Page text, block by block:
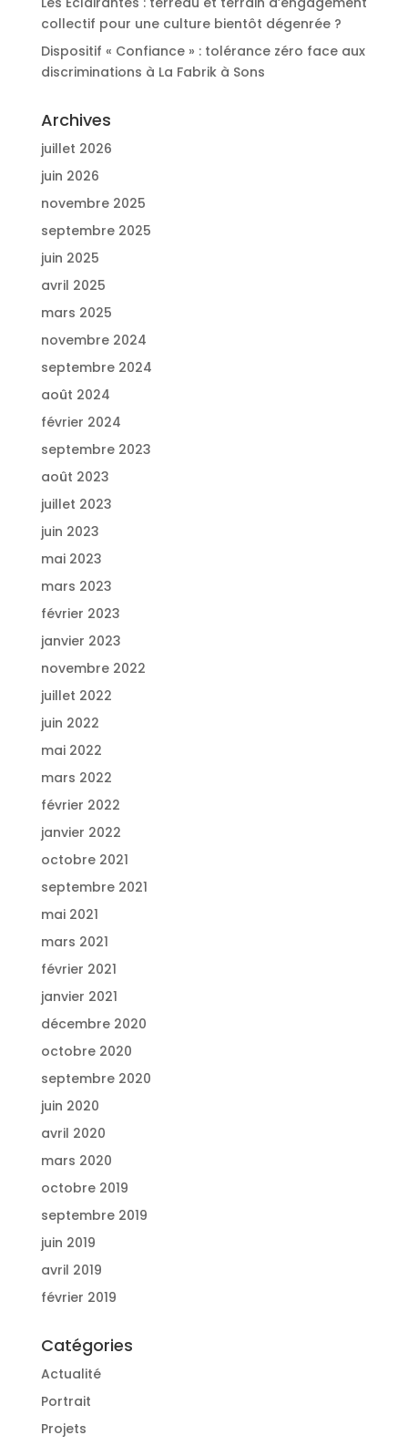
collectif pour une culture bientôt dégenrée ?
Dispositif « Confiance » : tolérance zéro face aux
discriminations à La Fabrik à Sons
Archives
juillet 2026
juin 2026
novembre 2025
septembre 2025
juin 2025
avril 2025
mars 2025
novembre 2024
septembre 2024
août 2024
février 2024
septembre 2023
août 2023
juillet 2023
juin 2023
mai 2023
mars 2023
février 2023
janvier 2023
novembre 2022
juillet 2022
juin 2022
mai 2022
mars 2022
février 2022
janvier 2022
octobre 2021
septembre 2021
mai 2021
mars 2021
février 2021
janvier 2021
décembre 2020
octobre 2020
septembre 2020
juin 2020
avril 2020
mars 2020
octobre 2019
septembre 2019
juin 2019
avril 2019
février 2019
Catégories
Actualité
Portrait
Projets